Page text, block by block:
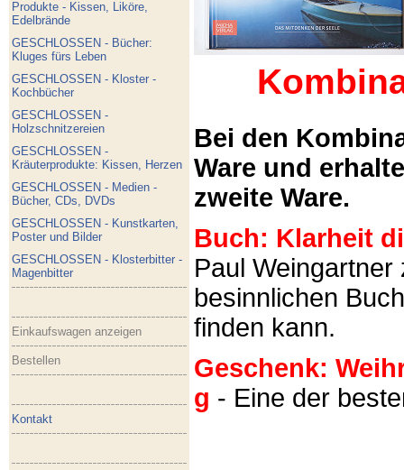
Produkte - Kissen, Liköre,
Edelbrände
GESCHLOSSEN - Bücher:
Kluges fürs Leben
GESCHLOSSEN - Kloster -
Kochbücher
GESCHLOSSEN -
Holzschnitzereien
GESCHLOSSEN -
Kräuterprodukte: Kissen, Herzen
GESCHLOSSEN - Medien -
Bücher, CDs, DVDs
GESCHLOSSEN - Kunstkarten,
Poster und Bilder
GESCHLOSSEN - Klosterbitter -
Magenbitter
Einkaufswagen anzeigen
Bestellen
Kontakt
Bei den
Ware und
zweite Ware.
Buch: Klarheit
Paul
besinnlichen
finden kann.
Geschenk:
g - Eine der